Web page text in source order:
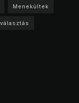
Menekültek
választás